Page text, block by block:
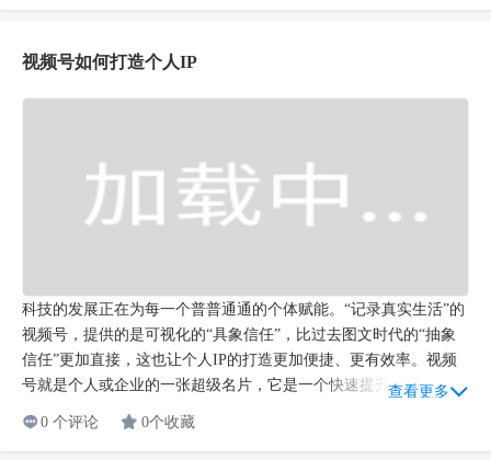
信任”更加直接，这也让个人IP的打造更加便捷、更有效率。视频
0 个评论
0个收藏
视频号的变现逻辑和抖音、快手不太一样，并不太需要积累上百万
域社群来做商业变现。首先我们来了解“视频号+”给我们带来的三
大变现...
查看更多
0 个评论
0个收藏
社群激活的五种方式